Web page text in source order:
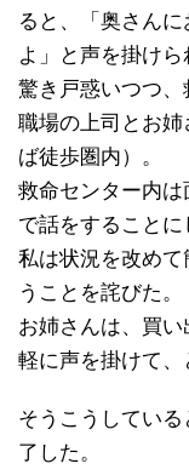
ると、「奥さん
よ」と声を掛けら
驚き戸惑いつつ、
職場の上司とお
ば徒歩圏内）。
救命センター内
で話をすることに
私は状況を改め
うことを詫びた。
お姉さんは、買
軽に声を掛けて、
そうこうしてい
了した。